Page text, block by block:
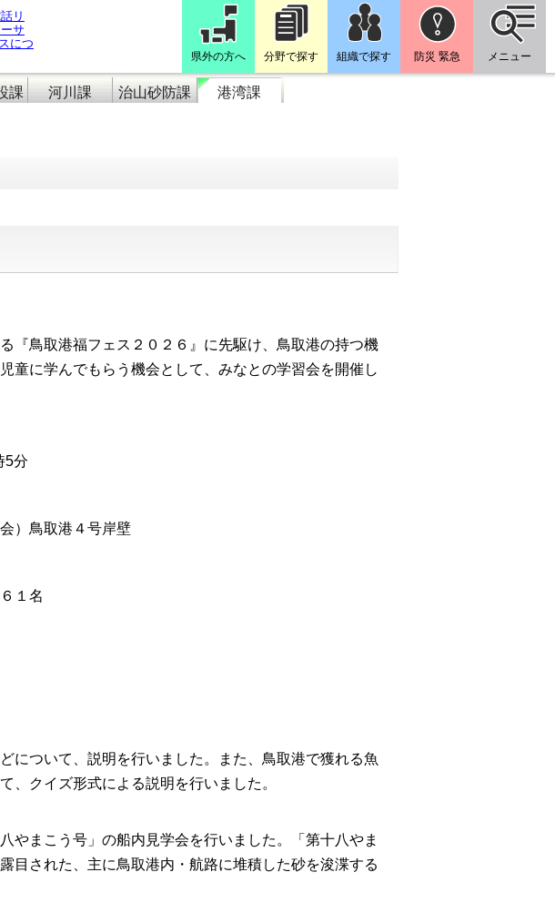
県外の方へ 分野で探す 組織で探す 防災 緊急 メニュー
課 河川課 治山砂防課 港湾課
『鳥取港福フェス２０２６』に先駆け、鳥取港の持つ機
童に学んでもらう機会として、みなとの学習会を開催し
5分
）鳥取港４号岸壁
１名
について、説明を行いました。また、鳥取港で獲れる魚
、クイズ形式による説明を行いました。
やまこう号」の船内見学会を行いました。「第十八やま
目された、主に鳥取港内・航路に堆積した砂を浚渫する